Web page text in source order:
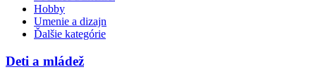
Hobby
Umenie a dizajn
Ďalšie kategórie
Deti a mládež